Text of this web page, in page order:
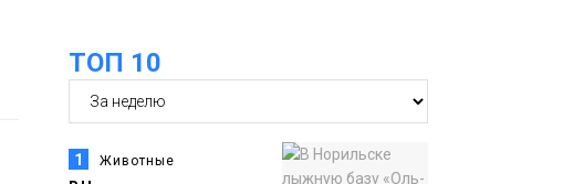
18:22
предупредили о
ливнях, граде и
шквалистом ветре на
ТОП 10
1 Животные